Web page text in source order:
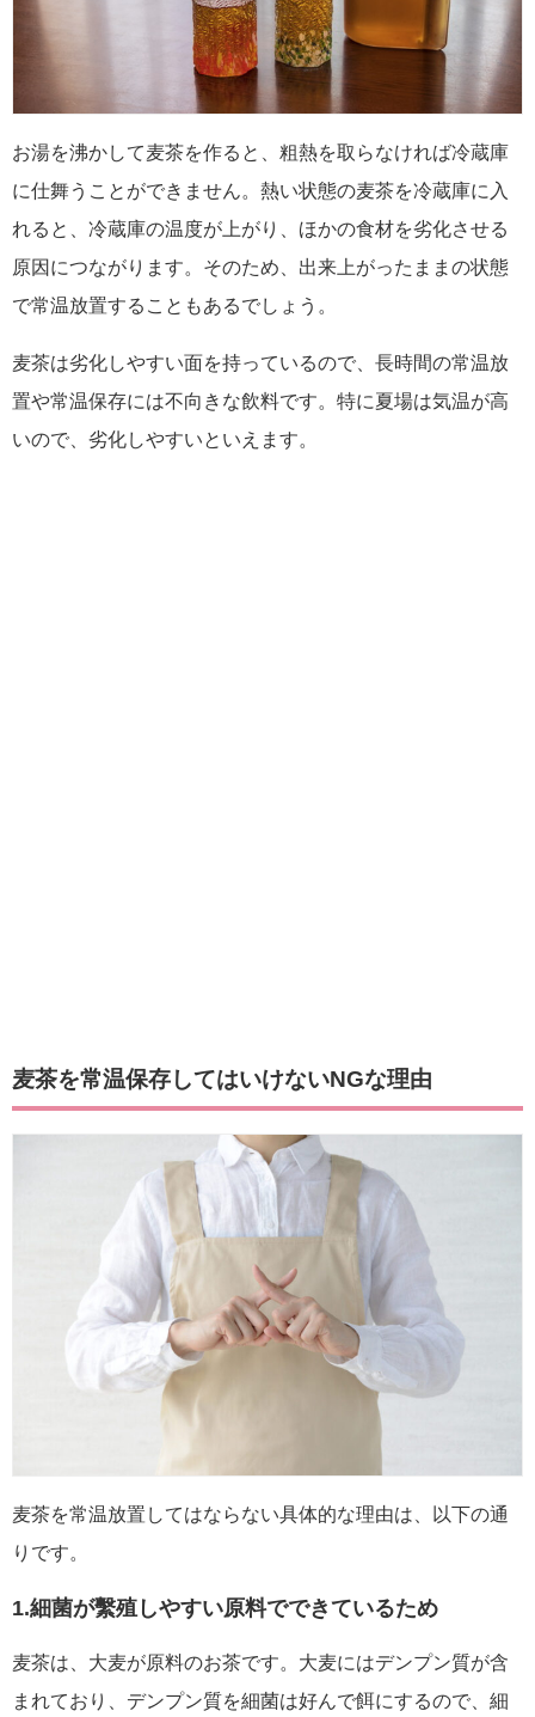
お湯を沸かして麦茶を作ると、粗熱を取らなければ冷蔵庫
に仕舞うことができません。熱い状態の麦茶を冷蔵庫に入
れると、冷蔵庫の温度が上がり、ほかの食材を劣化させる
原因につながります。そのため、出来上がったままの状態
で常温放置することもあるでしょう。
麦茶は劣化しやすい面を持っているので、長時間の常温放
置や常温保存には不向きな飲料です。特に夏場は気温が高
いので、劣化しやすいといえます。
麦茶を常温保存してはいけないNGな理由
麦茶を常温放置してはならない具体的な理由は、以下の通
りです。
1.細菌が繫殖しやすい原料でできているため
麦茶は、大麦が原料のお茶です。大麦にはデンプン質が含
まれており、デンプン質を細菌は好んで餌にするので、細